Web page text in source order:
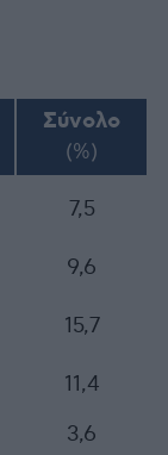
Σύνολο
(%)
7,5
9,6
15,7
11,4
3,6